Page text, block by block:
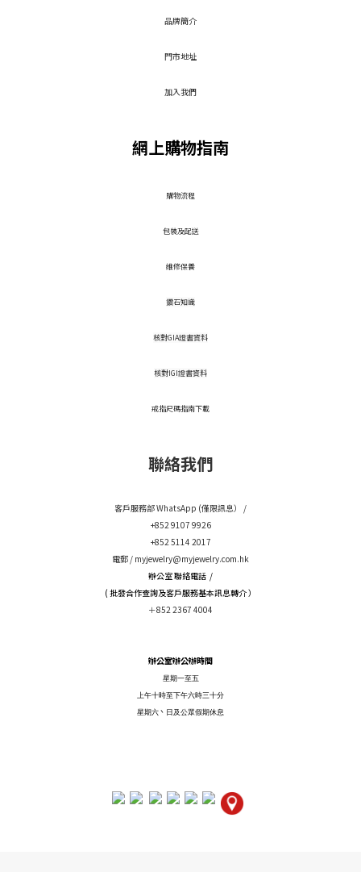
品牌簡介
門市地址
加入我們
網上購物指南
​購物流程
包裝及配送
維修保養
鑽石知識
核對GIA證書資料
核對IGI證書資料
戒指尺碼指南下載
聯絡我們
客戶服務部 WhatsApp (僅限訊息） /
+852 9107 9926
+852 5114 2017
電郵 / myjewelry@myjewelry.com.hk
辦公室 聯絡電話 /
( 批發合作查詢及客戶服務基本訊息轉介 ）
＋852 2367 4004
辦公室辦公辦時間
星期一至五
上午十時至下午六時三十分
星期六丶日及公眾假期休息